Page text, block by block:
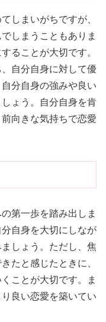
しまいがちですが、
しまうこともありま
ることが大切です。
自分自身に対して優
分自身の強みや良い
ょう。自分自身を肯
向きな気持ちで恋愛
第一歩を踏み出しま
自身を大切にしなが
しょう。ただし、焦
たと感じたときに、
ことが大切です。ま
良い恋愛を築いてい